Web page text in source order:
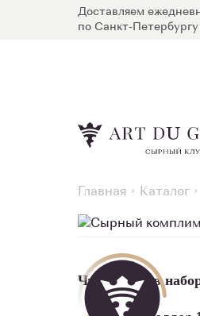
Доставляем
по Санкт-
Главная Каталог
Что входит в